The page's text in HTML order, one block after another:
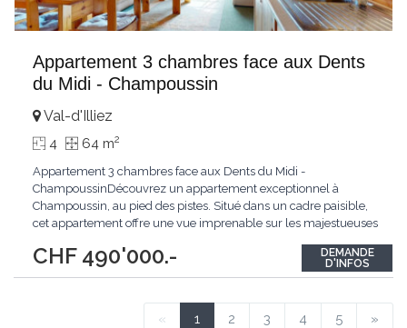
Appartement 3 chambres face aux Dents
du Midi - Champoussin
CHF 490'000.-
Val-d'Illiez
4 64 m2
Appartement 3 chambres face aux Dents du Midi -
ChampoussinDécouvrez un appartement exceptionnel à
Champoussin, au pied des pistes. Situé dans un cadre paisible,
cet appartement offre une vue imprenable sur les majestueuses
baigné de lumière tout au long de la journée.Ce bien se
distingue par l'utilisation de matériaux de qualité...
DEMANDE
D'INFOS
« 1 2 3 4 5 »